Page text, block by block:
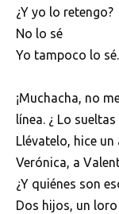
¿Y yo lo retengo?
No lo sé
Yo tampoco lo sé.
¡Muchacha, no
línea. ¿ Lo
Llévatelo, hice
Verónica, a
¿Y quiénes son
Dos hijos, un